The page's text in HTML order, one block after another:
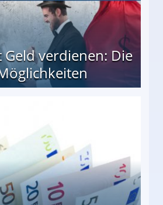
verdienen: Die